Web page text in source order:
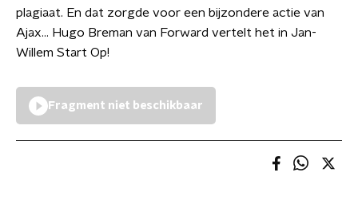
plagiaat. En dat zorgde voor een bijzondere actie van
Ajax... Hugo Breman van Forward vertelt het in Jan-
Willem Start Op!
Fragment niet beschikbaar